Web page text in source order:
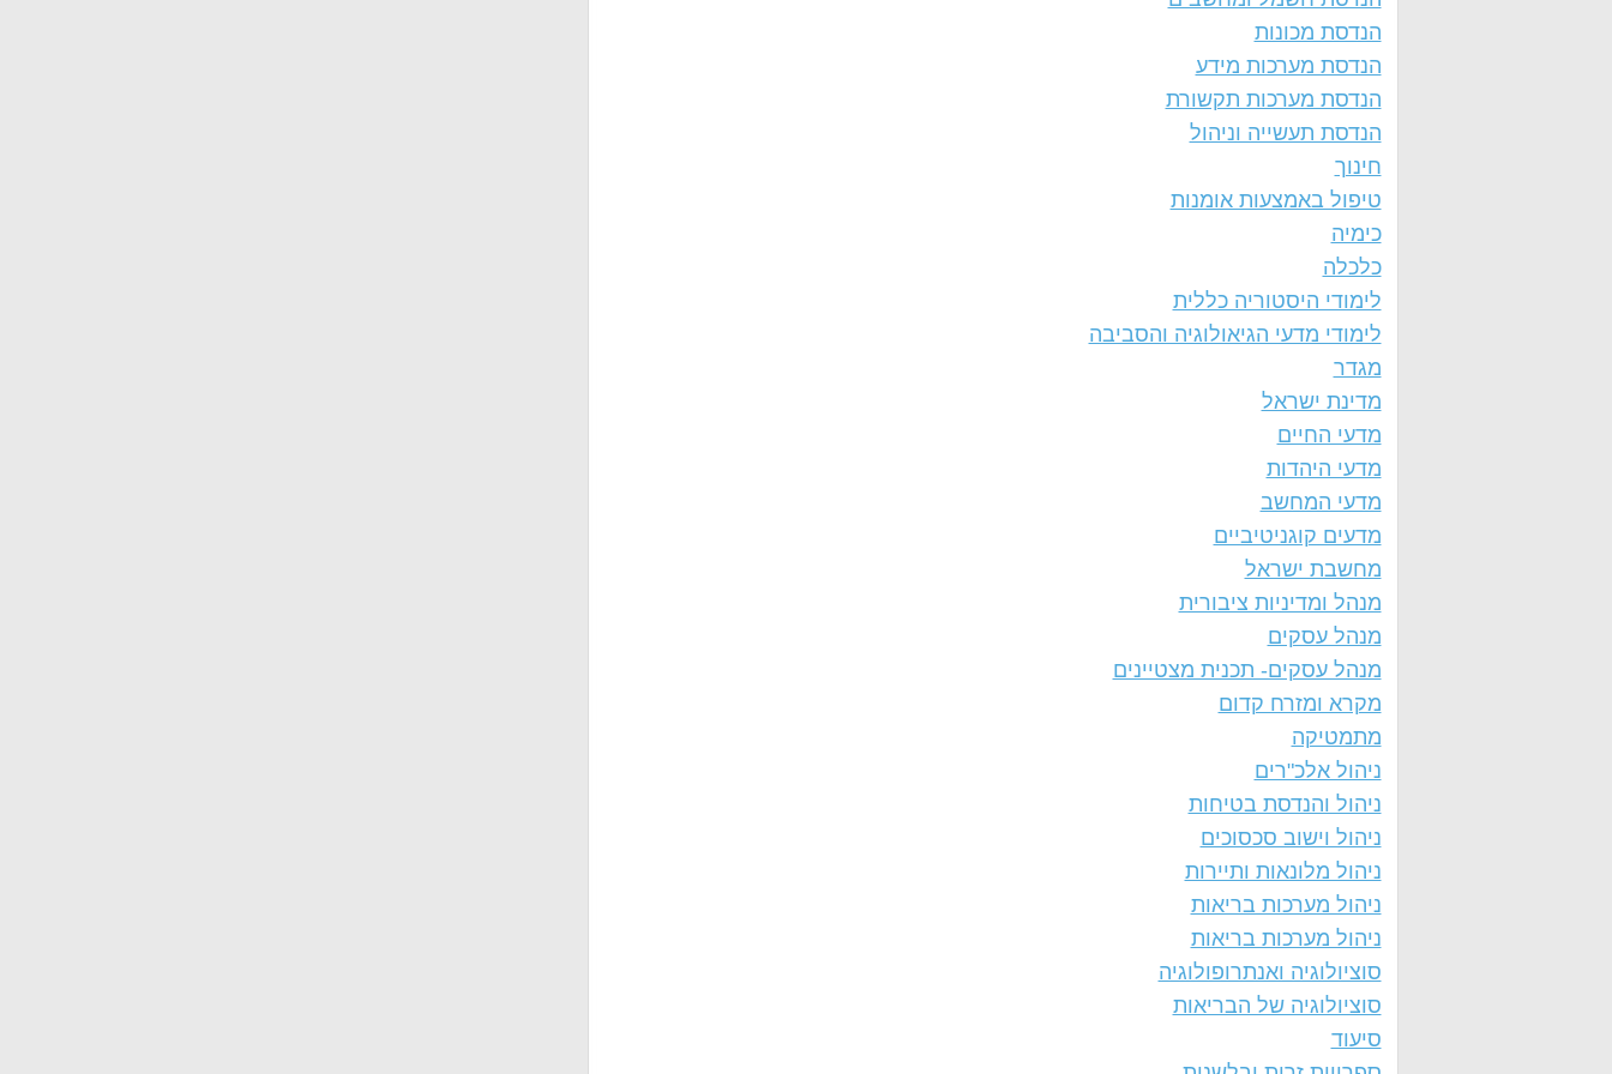
הנדסת מכונות
הנדסת מערכות מידע
הנדסת מערכות תקשורת
הנדסת תעשייה וניהול
חינוך
טיפול באמצעות אומנות
כימיה
כלכלה
לימודי היסטוריה כללית
לימודי מדעי הגיאולוגיה והסביבה
מגדר
מדינת ישראל
מדעי החיים
מדעי היהדות
מדעי המחשב
מדעים קוגניטיביים
מחשבת ישראל
מנהל ומדיניות ציבורית
מנהל עסקים
מנהל עסקים- תכנית מצטיינים
מקרא ומזרח קדום
מתמטיקה
ניהול אלכ"רים
ניהול והנדסת בטיחות
ניהול וישוב סכסוכים
ניהול מלונאות ותיירות
ניהול מערכות בריאות
ניהול מערכות בריאות
סוציולוגיה ואנתרופולוגיה
סוציולוגיה של הבריאות
סיעוד